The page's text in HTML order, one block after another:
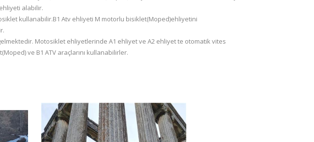
alabilir.
kullanabilir.B1 Atv ehliyeti M motorlu bisiklet(Moped)ehliyetini
Motosiklet ehliyetlerinde A1 ehliyet ve A2 ehliyet te otomatik vites
ve B1 ATV araçlarını kullanabilirler.